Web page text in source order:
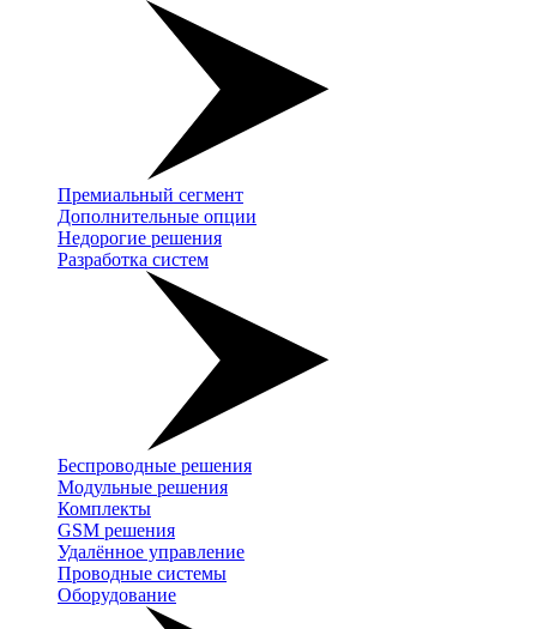
Премиальный сегмент
Дополнительные опции
Недорогие решения
Разработка систем
Беспроводные решения
Модульные решения
Комплекты
GSM решения
Удалённое управление
Проводные системы
Оборудование